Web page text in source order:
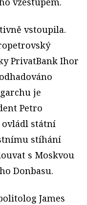
vstoupila.
PrivatBank Ihor
je
Petro
ovládl státní
stíhání
s Moskvou
Donbasu.
James